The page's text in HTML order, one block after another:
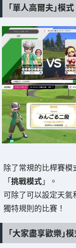
「單人高爾夫」模式
除了常規的比桿賽
「挑戰模式」。
可除了可以設定天
獨特規則的比賽！
「大家盡享歡樂」